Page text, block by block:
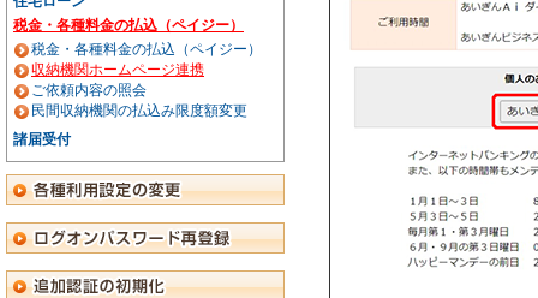
税金・各種料金の払込（ペイジー）
税金・各種料金の払込（ペイジー）
収納機関ホームページ連携
ご依頼内容の照会
民間収納機関の払込み限度額変更
諸届受付